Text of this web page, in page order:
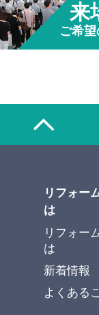
来
ご希
リフォー
は
リフォー
は
新着情報
よくある